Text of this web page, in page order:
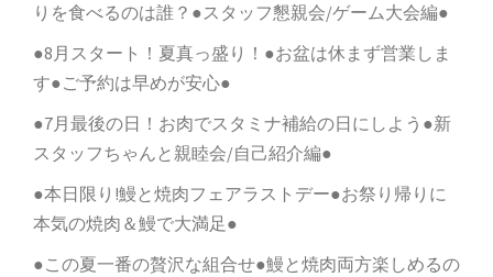
りを食べるのは誰？●スタッフ懇親会/ゲーム大会編●
●8月スタート！夏真っ盛り！●お盆は休まず営業しま
す●ご予約は早めが安心●
●7月最後の日！お肉でスタミナ補給の日にしよう●新
スタッフちゃんと親睦会/自己紹介編●
●本日限り!鰻と焼肉フェアラストデー●お祭り帰りに
本気の焼肉＆鰻で大満足●
●この夏一番の贅沢な組合せ●鰻と焼肉両方楽しめるの